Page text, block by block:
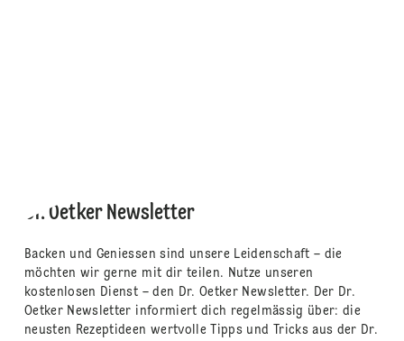
Dr. Oetker Newsletter
Backen und Geniessen sind unsere Leidenschaft – die
möchten wir gerne mit dir teilen. Nutze unseren
kostenlosen Dienst – den Dr. Oetker Newsletter. Der Dr.
Oetker Newsletter informiert dich regelmässig über: die
neusten Rezeptideen wertvolle Tipps und Tricks aus der Dr.